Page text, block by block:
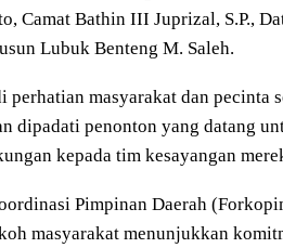
Camat Bathin III Juprizal, S.P.,
Lubuk Benteng M. Saleh.
perhatian masyarakat dan pecinta
dipadati penonton yang datang
kepada tim kesayangan
Pimpinan Daerah
masyarakat menunjukkan